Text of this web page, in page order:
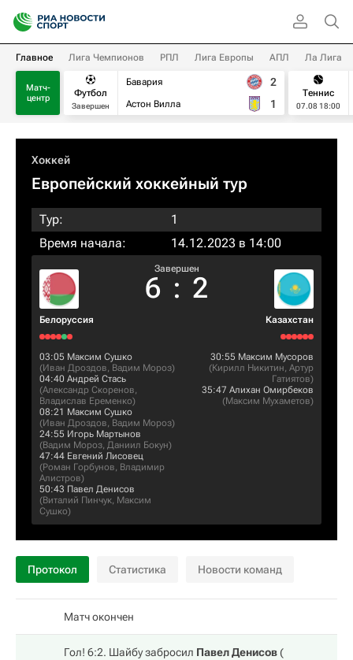
Главное Лига Чемпионов РПЛ Лига Европы АПЛ Ла Лига
Матч-
центр
Футбол
Завершен
Бавария
Астон Вилла
2
1
Теннис
07.08 18:00
Хоккей
Европейский хоккейный тур
Тур:
1
Время начала:
14.12.2023 в 14:00
Белоруссия
Завершен
6 : 2
Казахстан
03:05 Максим Сушко
(Иван Дроздов, Вадим Мороз)
04:40 Андрей Стась
(Александр Скоренов,
Владислав Еременко)
08:21 Максим Сушко
(Иван Дроздов, Вадим Мороз)
24:55 Игорь Мартынов
(Вадим Мороз, Даниил Бокун)
47:44 Евгений Лисовец
(Роман Горбунов, Владимир
Алистров)
50:43 Павел Денисов
(Виталий Пинчук, Максим
Сушко)
30:55 Максим Мусоров
(Кирилл Никитин, Артур
Гатиятов)
35:47 Алихан Омирбеков
(Максим Мухаметов)
Протокол Статистика Новости команд
Матч окончен
Гол! 6:2. Шайбу забросил Павел Денисов(